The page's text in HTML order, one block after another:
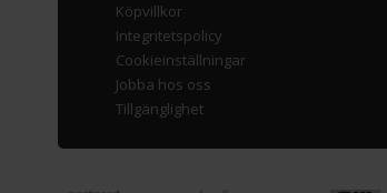
Köpvillkor
Integritetspolicy
Cookieinställningar
Jobba hos oss
Tillgänglighet